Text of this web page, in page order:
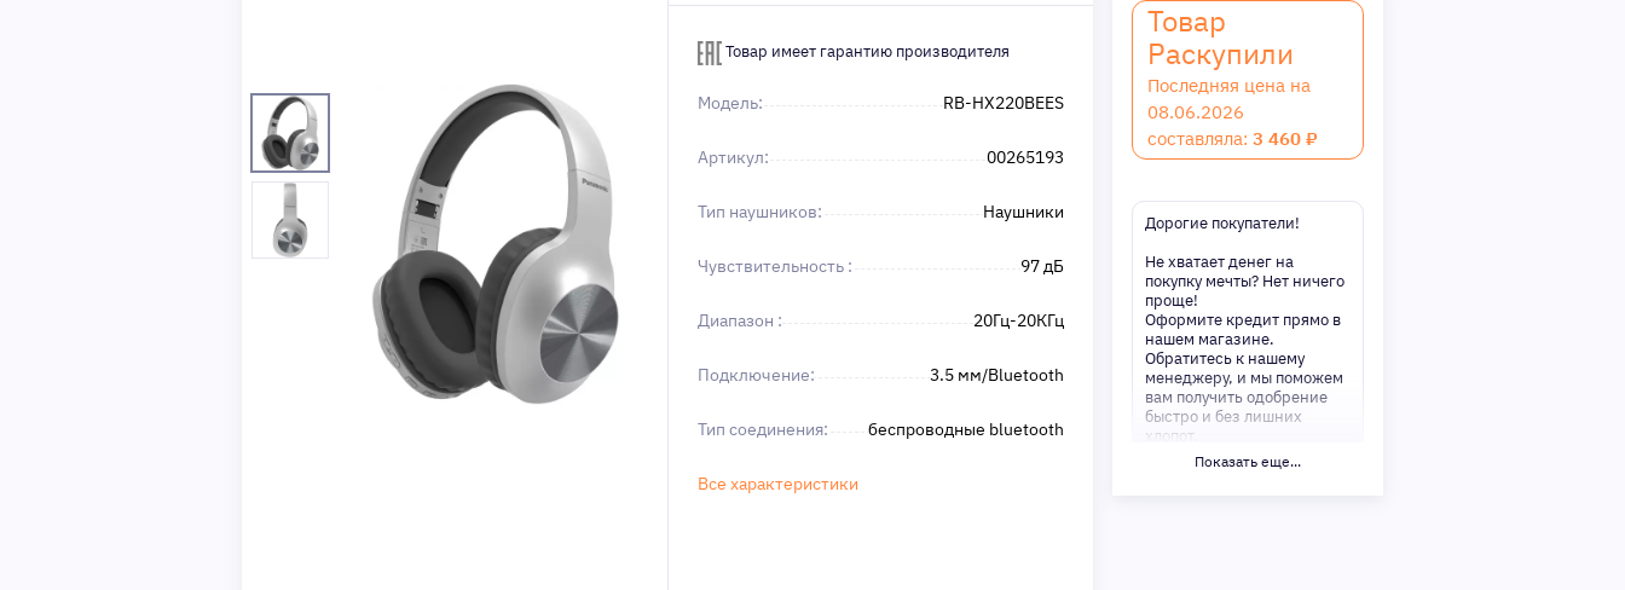
Товар имеет гарантию производителя
Модель: RB-HX220BEES
Артикул: 00265193
Тип наушников: Наушники
Чувствительность : 97 дБ
Диапазон : 20Гц-20КГц
Подключение: 3.5 мм/Bluetooth
Тип соединения: беспроводные bluetooth
Все характеристики
Товар
Раскупили
Последняя цена на
08.06.2026
составляла: 3 460 ₽
Дорогие покупатели!
Не хватает денег на
покупку мечты? Нет ничего
проще!
Оформите кредит прямо в
нашем магазине.
Обратитесь к нашему
менеджеру, и мы поможем
вам получить одобрение
быстро и без лишних
хлопот.
Показать еще...